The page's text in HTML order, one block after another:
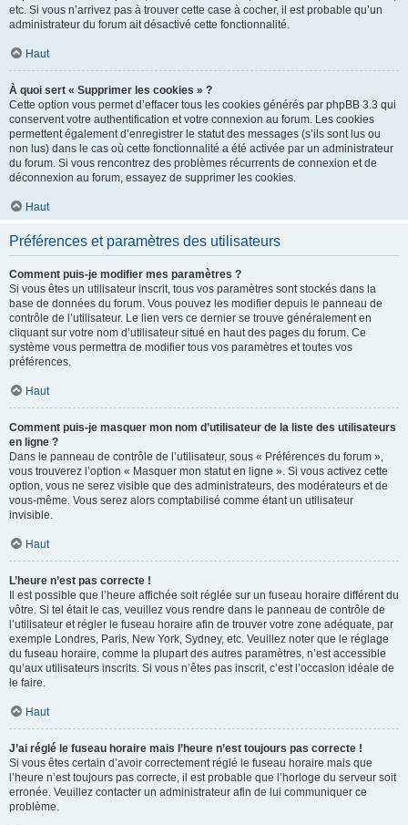
etc. Si vous n’arrivez pas à trouver cette case à cocher, il est probable qu’un
administrateur du forum ait désactivé cette fonctionnalité.
Haut
À quoi sert « Supprimer les cookies » ?
Cette option vous permet d’effacer tous les cookies générés par phpBB 3.3 qui
conservent votre authentification et votre connexion au forum. Les cookies
permettent également d’enregistrer le statut des messages (s’ils sont lus ou
non lus) dans le cas où cette fonctionnalité a été activée par un administrateur
du forum. Si vous rencontrez des problèmes récurrents de connexion et de
déconnexion au forum, essayez de supprimer les cookies.
Haut
Préférences et paramètres des utilisateurs
Comment puis-je modifier mes paramètres ?
Si vous êtes un utilisateur inscrit, tous vos paramètres sont stockés dans la
base de données du forum. Vous pouvez les modifier depuis le panneau de
contrôle de l’utilisateur. Le lien vers ce dernier se trouve généralement en
cliquant sur votre nom d’utilisateur situé en haut des pages du forum. Ce
système vous permettra de modifier tous vos paramètres et toutes vos
préférences.
Haut
Comment puis-je masquer mon nom d’utilisateur de la liste des utilisateurs
en ligne ?
Dans le panneau de contrôle de l’utilisateur, sous « Préférences du forum »,
vous trouverez l’option « Masquer mon statut en ligne ». Si vous activez cette
option, vous ne serez visible que des administrateurs, des modérateurs et de
vous-même. Vous serez alors comptabilisé comme étant un utilisateur
invisible.
Haut
L’heure n’est pas correcte !
Il est possible que l’heure affichée soit réglée sur un fuseau horaire différent du
vôtre. Si tel était le cas, veuillez vous rendre dans le panneau de contrôle de
l’utilisateur et régler le fuseau horaire afin de trouver votre zone adéquate, par
exemple Londres, Paris, New York, Sydney, etc. Veuillez noter que le réglage
du fuseau horaire, comme la plupart des autres paramètres, n’est accessible
qu’aux utilisateurs inscrits. Si vous n’êtes pas inscrit, c’est l’occasion idéale de
le faire.
Haut
J’ai réglé le fuseau horaire mais l’heure n’est toujours pas correcte !
Si vous êtes certain d’avoir correctement réglé le fuseau horaire mais que
l’heure n’est toujours pas correcte, il est probable que l’horloge du serveur soit
erronée. Veuillez contacter un administrateur afin de lui communiquer ce
problème.